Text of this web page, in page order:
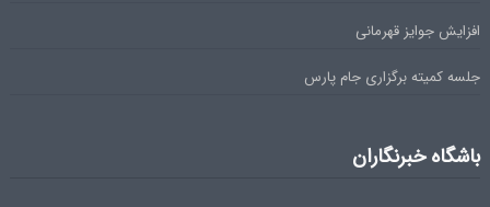
افزایش جوایز قهرمانی
جلسه کمیته برگزاری جام پارس
باشگاه خبرنگاران